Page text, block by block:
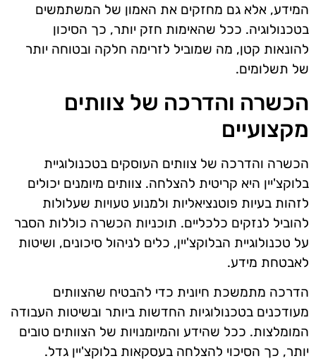
המידע, אלא גם מחזקים את האמון של המשתמשים
בטכנולוגיה. ככל שהאימות חזק יותר, כך הסיכון
להונאות קטן, מה שמוביל לזרימה חלקה ובטוחה יותר
של תשלומים.
הכשרה והדרכה של צוותים
מקצועיים
הכשרה והדרכה של צוותים העוסקים בטכנולוגיית
בלוקצ'יין היא קריטית להצלחה. צוותים מיומנים יכולים
לזהות בעיות פוטנציאליות ולמנוע טעויות שעלולות
להוביל לנזקים כלכליים. תוכניות הכשרה כוללות הסבר
על טכנולוגיית הבלוקצ'יין, כלים לניהול סיכונים, ושיטות
לאבטחת מידע.
הדרכה מתמשכת חיונית כדי להבטיח שהצוותים
מעודכנים בטכנולוגיות החדשות ביותר ובשיטות העבודה
המומלצות. ככל שהידע והמיומנויות של הצוותים טובים
יותר, כך הסיכוי להצלחה בעסקאות בלוקצ'יין גדל.